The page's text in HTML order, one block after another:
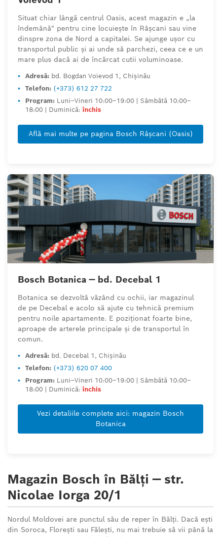
Situat chiar lângă centrul Oasis, acest magazin e „la
îndemână" pentru cine locuiește în Râșcani sau vine
dinspre zona de Nord a capitalei. Se ajunge ușor cu
transportul public și ai unde să parchezi, ceea ce e un
mare plus dacă ai de încărcat cutii voluminoase.
• Adresă: bd. Bogdan Voievod 1, Chișinău
• Telefon: (+373) 612 27 722
•
Program: Luni–Vineri 10:00–19:00 | Sâmbătă 10:00–
18:00 | Duminică: închis
Află mai multe pe pagina Bosch Râșcani (Oasis)
Bosch Botanica — bd. Decebal 1
Botanica se dezvoltă văzând cu ochii, iar magazinul
de pe Decebal e acolo să ajute cu tehnică premium
pentru noile apartamente. E poziționat foarte bine,
aproape de arterele principale și de transportul în
comun.
• Adresă: bd. Decebal 1, Chișinău
• Telefon: (+373) 620 07 400
•
Program: Luni–Vineri 10:00–19:00 | Sâmbătă 10:00–
18:00 | Duminică: închis
Vezi detaliile complete aici: magazin Bosch
Botanica
Magazin Bosch în Bălți — str.
Nicolae Iorga 20/1
Nordul Moldovei are punctul său de reper în Bălți. Dacă ești
din Soroca, Florești sau Fălești, nu mai trebuie să vii până la